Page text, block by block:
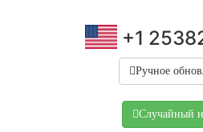
+1
Ручное
Случайный